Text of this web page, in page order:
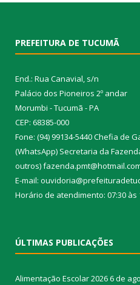
PREFEITURA DE TUCUMÃ
End.: Rua Canavial, s/n
Palácio dos Pioneiros 2º andar
Morumbi - Tucumã - PA
CEP: 68385-000
Fone: (94) 99134-5440 Chefia de
(WhatsApp) Secretaria da
outros)
E-mail:
Horário de atendimento: 07:30 às
ÚLTIMAS PUBLICAÇÕES
Alimentação Escolar 20266 de